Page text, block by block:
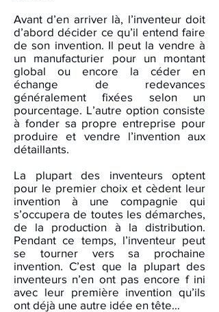
Avant d’en arriver là, l’inventeur doit
d’abord décider ce qu’il entend faire
de son invention. Il peut la vendre à
un manufacturier pour un montant
global ou encore la céder en
échange de redevances
généralement fixées selon un
pourcentage. L’autre option consiste
à fonder sa propre entreprise pour
produire et vendre l’invention aux
détaillants.
La plupart des inventeurs optent
pour le premier choix et cèdent leur
invention à une compagnie qui
s’occupera de toutes les démarches,
de la production à la distribution.
Pendant ce temps, l’inventeur peut
se tourner vers sa prochaine
invention. C’est que la plupart des
inventeurs n’en ont pas encore f ini
avec leur première invention qu’ils
ont déjà une autre idée en tête…